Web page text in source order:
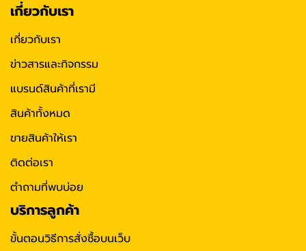
เกี่ยวกับเรา
เกี่ยวกับเรา
ข่าวสารและกิจกรรม
แบรนด์สินค้าที่เรามี
สินค้าทั้งหมด
ขายสินค้าให้เรา
ติดต่อเรา
ตำถามที่พบบ่อย
บริการลูกค้า
ขั้นตอนวิธีการสั่งซื้อบนเว็บ